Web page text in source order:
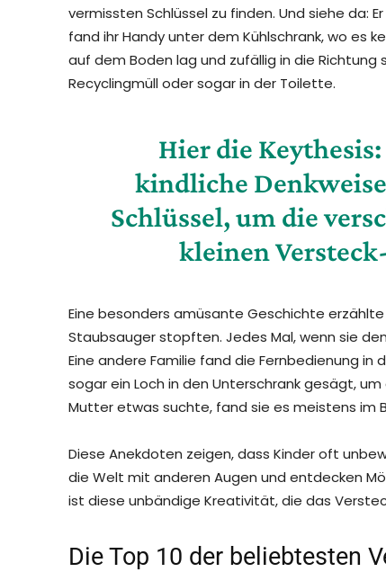
vermissten Schlüssel zu finden. Und siehe da:
fand ihr Handy unter dem Kühlschrank, wo es
auf dem Boden lag und zufällig in die
Recyclingmüll oder sogar in der Toilette.
Hier die
kindliche
Schlüssel, um die
kleinen
Eine besonders amüsante Geschichte
Staubsauger stopften. Jedes Mal, wenn sie
Eine andere Familie fand die Fernbedienung
sogar ein Loch in den Unterschrank gesägt,
Mutter etwas suchte, fand sie es meistens im
Diese Anekdoten zeigen, dass Kinder oft
die Welt mit anderen Augen und entdecken
ist diese unbändige Kreativität, die das
Die Top 10 der beliebtesten